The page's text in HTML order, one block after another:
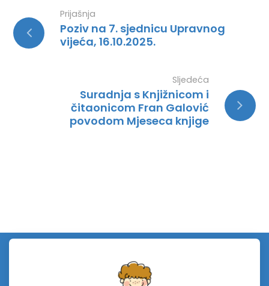
Prijašnja
Poziv na 7. sjednicu Upravnog
vijeća, 16.10.2025.
Sljedeća
Suradnja s Knjižnicom i
čitaonicom Fran Galović
povodom Mjeseca knjige